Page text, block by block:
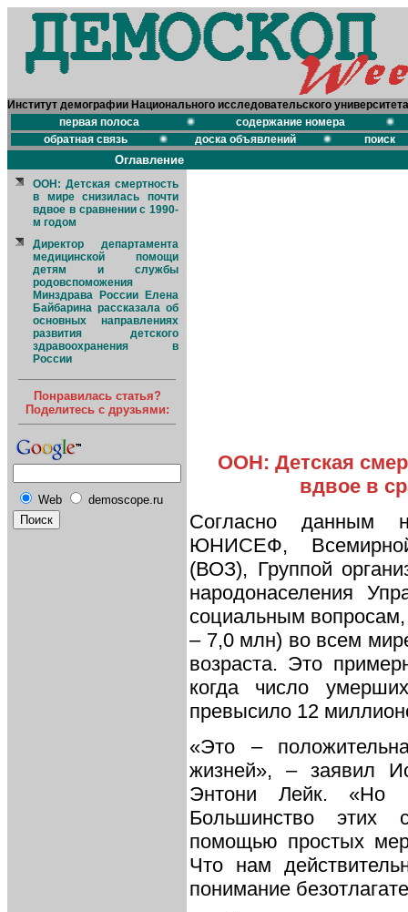
Институт демографии Национального исследовательского
первая полоса
содержание номера
обратная связь
доска объявлений поиск
Оглавление
ООН: Детская смертность
в мире снизилась почти
вдвое в сравнении с 1990-
м годом
Директор департамента
медицинской помощи
детям и службы
родовспоможения
Минздрава России Елена
Байбарина рассказала об
основных направлениях
развития детского
здравоохранения в
России
Понравилась статья?
Поделитесь с друзьями:
Web demoscope.ru
ООН: Детская
вдвое в
Согласно данным
ЮНИСЕФ, Всемирной
(ВОЗ), Группой
народонаселения
социальным
– 7,0 млн) во всем
возраста. Это
когда число
превысило 12
«Это –
жизней», – заявил
Энтони Лейк. «Но
Большинство этих
помощью простых
Что нам
понимание